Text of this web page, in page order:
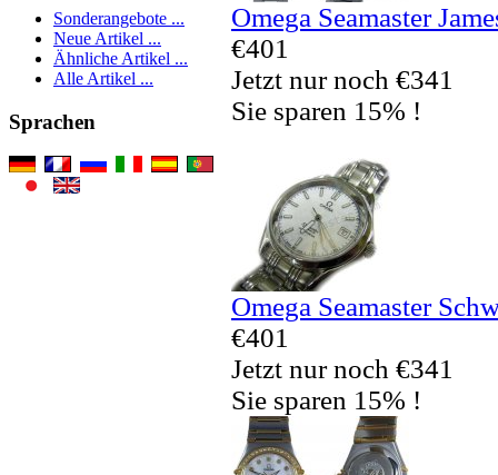
Sonderangebote ...
Neue Artikel ...
Ähnliche Artikel ...
Alle Artikel ...
Sprachen
Omega Seamaster
€401
Jetzt nur noch €341
Sie sparen 15% !
Omega Seamaster
€401
Jetzt nur noch €341
Sie sparen 15% !